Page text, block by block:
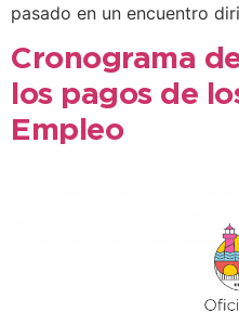
pasado en un encuentro
Cronograma
los pagos de
Empleo